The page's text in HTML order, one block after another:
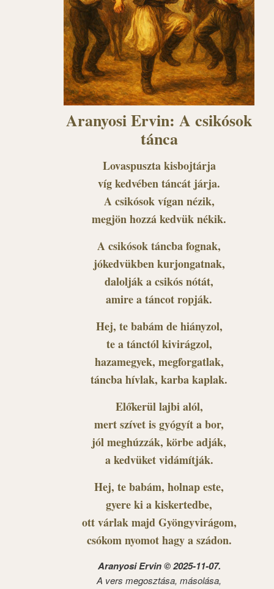
Aranyosi Ervin: A csikósok
tánca
Lovaspuszta kisbojtárja
víg kedvében táncát járja.
A csikósok vígan nézik,
megjön hozzá kedvük nékik.
A csikósok táncba fognak,
jókedvükben kurjongatnak,
dalolják a csikós nótát,
amire a táncot ropják.
Hej, te babám de hiányzol,
te a tánctól kivirágzol,
hazamegyek, megforgatlak,
táncba hívlak, karba kaplak.
Előkerül lajbi alól,
mert szívet is gyógyít a bor,
jól meghúzzák, körbe adják,
a kedvüket vidámítják.
Hej, te babám, holnap este,
gyere ki a kiskertedbe,
ott várlak majd Gyöngyvirágom,
csókom nyomot hagy a szádon.
Aranyosi Ervin © 2025-11-07.
A vers megosztása, másolása,